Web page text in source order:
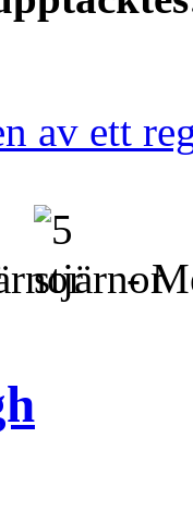
av ett
-